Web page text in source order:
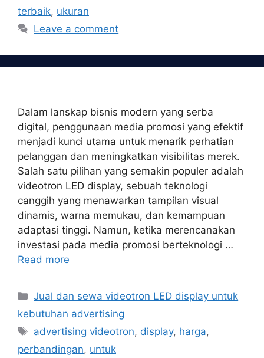
terbaik, ukuran
Leave a comment
Dalam lanskap bisnis modern yang serba
digital, penggunaan media promosi yang efektif
menjadi kunci utama untuk menarik perhatian
pelanggan dan meningkatkan visibilitas merek.
Salah satu pilihan yang semakin populer adalah
videotron LED display, sebuah teknologi
canggih yang menawarkan tampilan visual
dinamis, warna memukau, dan kemampuan
adaptasi tinggi. Namun, ketika merencanakan
investasi pada media promosi berteknologi …
Read more
Categories
Jual dan sewa videotron LED display untuk
kebutuhan advertising
Tags
advertising videotron, display, harga,
perbandingan, untuk